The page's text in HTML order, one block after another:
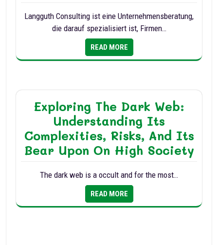
Langguth Consulting ist eine Unternehmensberatung,
die darauf spezialisiert ist, Firmen…
READ MORE
Exploring The Dark Web:
Understanding Its
Complexities, Risks, And Its
Bear Upon On High Society
The dark web is a occult and for the most…
READ MORE